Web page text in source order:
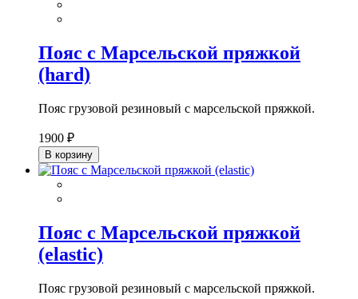
Пояс с Марсельской пряжкой
(hard)
Пояс грузовой резиновый с марсельской пряжкой.
1900 ₽
В корзину
Пояс с Марсельской пряжкой
(elastic)
Пояс грузовой резиновый с марсельской пряжкой.